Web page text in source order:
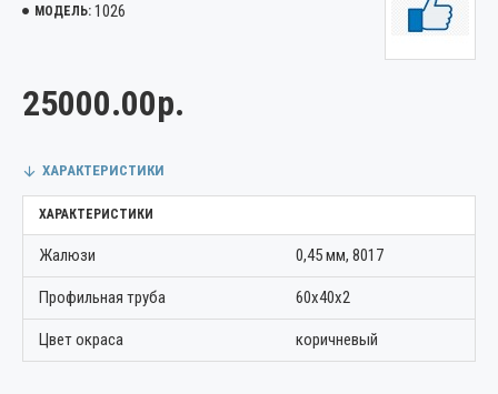
МОДЕЛЬ: 1026
25000.00р.
ХАРАКТЕРИСТИКИ
ХАРАКТЕРИСТИКИ
Жалюзи 0,45 мм, 8017
Профильная труба 60х40х2
Цвет окраса коричневый